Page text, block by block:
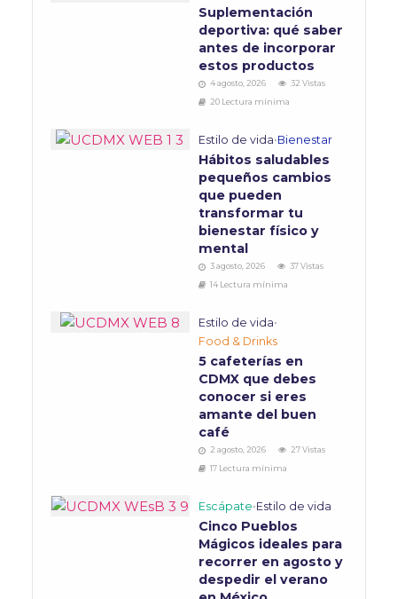
Suplementación
deportiva: qué saber
antes de incorporar
estos productos
4 agosto, 2026
32 Vistas
20 Lectura mínima
Estilo de vida•Bienestar
Hábitos saludables
pequeños cambios
que pueden
transformar tu
bienestar físico y
mental
3 agosto, 2026
37 Vistas
14 Lectura mínima
Estilo de vida•
Food & Drinks
5 cafeterías en
CDMX que debes
conocer si eres
amante del buen
café
2 agosto, 2026
27 Vistas
17 Lectura mínima
Escápate•Estilo de vida
Cinco Pueblos
Mágicos ideales para
recorrer en agosto y
despedir el verano